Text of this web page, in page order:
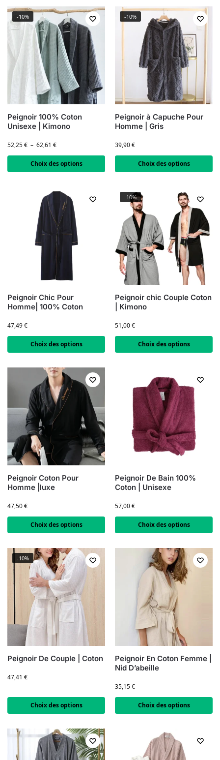
-10%
Peignoir 100% Coton
Unisexe | Kimono
52,25€ – 62,61 €
Choix des options
-10%
Peignoir à Capuche Pour
Homme | Gris
39,90€
Choix des options
Peignoir Chic Pour
Homme| 100% Coton
47,49€
Choix des options
-10%
Peignoir chic Couple Coton
| Kimono
51,00€
Choix des options
Peignoir Coton Pour
Homme |luxe
47,50€
Choix des options
Peignoir De Bain 100%
Coton | Unisexe
57,00€
Choix des options
-10%
Peignoir De Couple | Coton
47,41 €
Choix des options
Peignoir En Coton Femme |
Nid D’abeille
35,15€
Choix des options